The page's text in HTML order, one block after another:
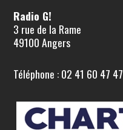
Radio G!
3 rue de la Rame
49100 Angers
Téléphone : 02 41 60 47 47